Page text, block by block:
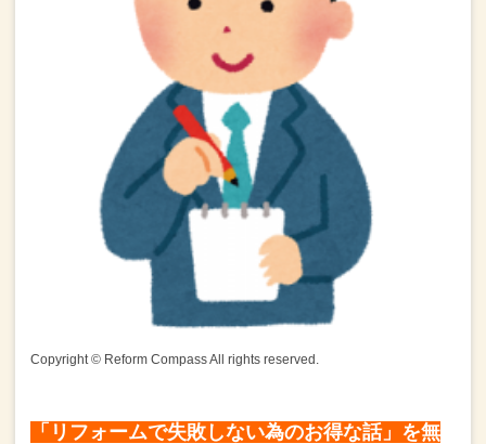
Copyright © Reform Compass All rights reserved.
「リフォームで失敗しない為のお得な話」を無